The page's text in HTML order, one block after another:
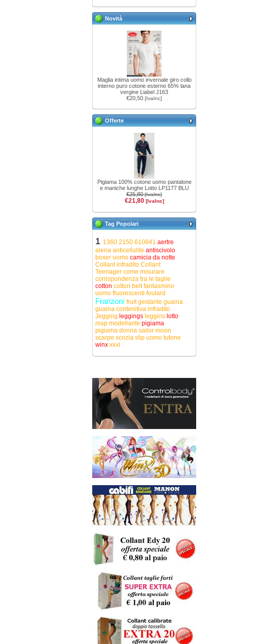
Novità
Maglia intima uomo invernale giro collo
interno puro cotone esterno 65% lana
vergine Liabel J163
€20,50 [IvaInc]
Offerte
Pigiama 100% cotone uomo pantalone
e maniche lunghe Lotto LP1177 BLU
€25,80[IvaInc]
€21,80 [IvaInc]
Tag Popolari
1 1360 2150 610641 aertre
alena anticellulite antiscivolo
boxer uomo camicia da notte
Collant infradito Collant
Teenager come misurare
corrispondenza tra le taglie
cotton cotton beltfantasmino
uomo fluorescenti foulard
Franzoni fruitgestante guaina
guaina contenitiva infradito
Jegging leggings leggins lotto
map modellante pigiama
pigiama donna sailor moon
scarpe scozia slip uomo tutone
winx xxxl